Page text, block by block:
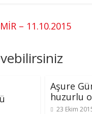
– 11.10.2015
Aşure
huzurlu
23 Ekim